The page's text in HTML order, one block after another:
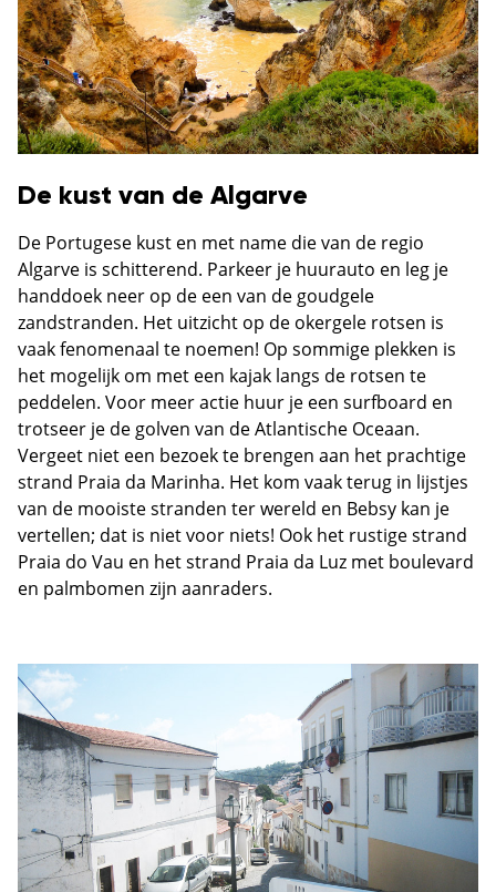
De kust van de Algarve
De Portugese kust en met name die van de regio
Algarve is schitterend. Parkeer je huurauto en leg je
handdoek neer op de een van de goudgele
zandstranden. Het uitzicht op de okergele rotsen is
vaak fenomenaal te noemen! Op sommige plekken is
het mogelijk om met een kajak langs de rotsen te
peddelen. Voor meer actie huur je een surfboard en
trotseer je de golven van de Atlantische Oceaan.
Vergeet niet een bezoek te brengen aan het prachtige
strand Praia da Marinha. Het kom vaak terug in lijstjes
van de mooiste stranden ter wereld en Bebsy kan je
vertellen; dat is niet voor niets! Ook het rustige strand
Praia do Vau en het strand Praia da Luz met boulevard
en palmbomen zijn aanraders.